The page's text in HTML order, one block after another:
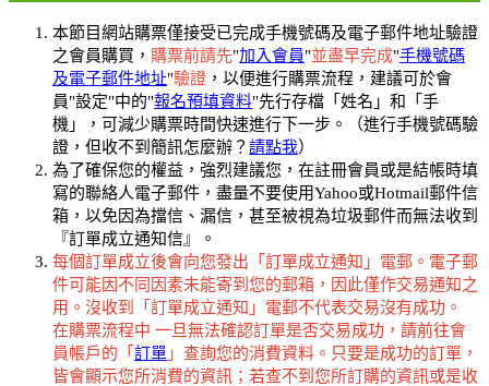
本節目網站購票僅接受已完成手機號碼及電子郵件地址驗證
之會員購買， 購票前請先"加入會員"並盡早完成"手機號碼
及電子郵件地址"驗證 ，以便進行購票流程，建議可於會
員"設定"中的"報名預填資料"先行存檔「姓名」和「手
機」，可減少購票時間快速進行下一步。（進行手機號碼驗
證，但收不到簡訊怎麼辦？ 請點我）
為了確保您的權益，強烈建議您，在註冊會員或是結帳時填
寫的聯絡人電子郵件，盡量不要使用Yahoo或Hotmail郵件信
箱，以免因為擋信、漏信，甚至被視為垃圾郵件而無法收到
『訂單成立通知信』。
每個訂單成立後會向您發出「訂單成立通知」電郵。電子郵
件可能因不同因素未能寄到您的郵箱，因此僅作交易通知之
用。沒收到「訂單成立通知」電郵不代表交易沒有成功。
在購票流程中 一旦無法確認訂單是否交易成功，請前往會
員帳戶的「 訂單 」查詢您的消費資料。只要是成功的訂單，
皆會顯示您所消費的資訊；若查不到您所訂購的資訊或是收